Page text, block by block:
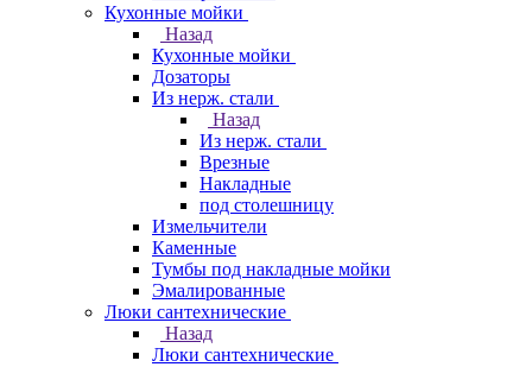
Кухонные мойки
Назад
Кухонные мойки
Дозаторы
Из нерж. стали
Назад
Из нерж. стали
Врезные
Накладные
под столешницу
Измельчители
Каменные
Тумбы под накладные мойки
Эмалированные
Люки сантехнические
Назад
Люки сантехнические